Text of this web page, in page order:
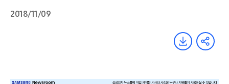
2018/11/09